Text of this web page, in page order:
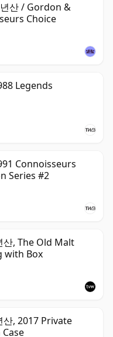
산 / Gordon &
Choice
Legends
Connoisseurs
Series #2
, The Old Malt
with Box
, 2017 Private